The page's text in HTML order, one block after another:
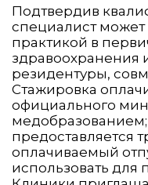
Подтвердив
специалист
практикой в
здравоохранения
резидентуры,
Стажировка
официального
предоставляется
оплачиваемый
использовать для